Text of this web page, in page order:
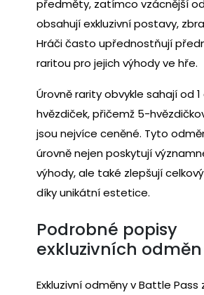
předměty, zatímco vzácnější
obsahují exkluzivní postavy,
Hráči často upřednostňují
raritou pro jejich výhody ve hře.
Úrovně rarity obvykle sahají od
hvězdiček, přičemž 5-
jsou nejvíce ceněné. Tyto
úrovně nejen poskytují
výhody, ale také zlepšují
díky unikátní estetice.
Podrobné popisy
exkluzivních odměn
Exkluzivní odměny v Battle Pass